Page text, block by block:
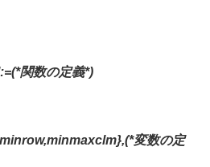
関数の定義*)
変数の定